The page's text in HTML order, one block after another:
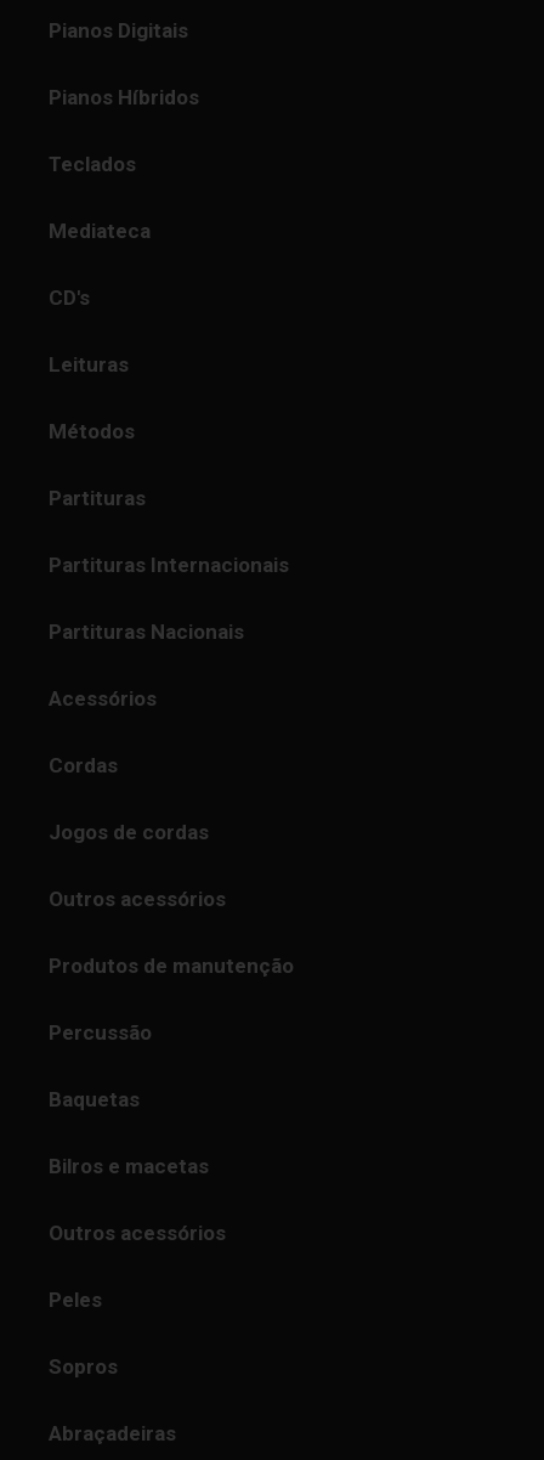
Pianos Digitais
Pianos Híbridos
Teclados
Mediateca
CD's
Leituras
Métodos
Partituras
Partituras Internacionais
Partituras Nacionais
Acessórios
Cordas
Jogos de cordas
Outros acessórios
Produtos de manutenção
Percussão
Baquetas
Bilros e macetas
Outros acessórios
Peles
Sopros
Abraçadeiras